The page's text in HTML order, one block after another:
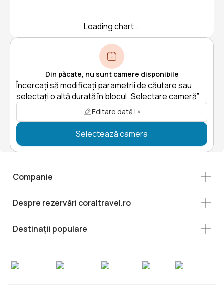
Loading chart...
Din păcate, nu sunt camere disponibile
Încercați să modificați parametrii de căutare sau
selectați o altă durată în blocul „Selectare cameră”.
Editare dată | ×
Selectează camera
Companie
Despre rezervări coraltravel.ro
Destinații populare